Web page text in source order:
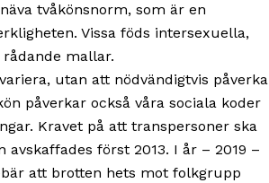
tvåkönsnorm, som är en
Vissa föds intersexuella,
mallar.
utan att nödvändigtvis påverka
påverkar också våra sociala koder
Kravet på att transpersoner ska
först 2013. I år – 2019 –
att brotten hets mot folkgrupp